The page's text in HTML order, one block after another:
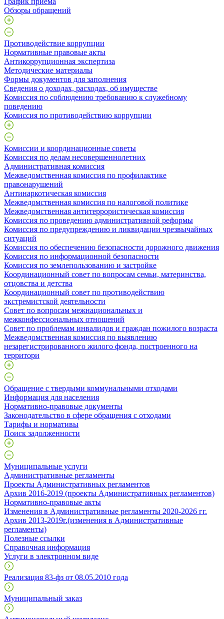
Обзоры обращений
Противодействие коррупции
Нормативные правовые акты
Антикоррупционная экспертиза
Методические материалы
Формы документов для заполнения
Сведения о доходах, расходах, об имуществе
Комиссия по соблюдению требованию к служебному
поведению
Комиссия по противодействию коррупции
Комиссии и координационные советы
Комиссия по делам несовершеннолетних
Административная комиссия
Межведомственная комиссия по профилактике
правонарушений
Антинаркотическая комиссия
Межведомственная комиссия по налоговой политике
Межведомственная антитеррористическая комиссия
Комиссия по проведению административной реформы
Комиссия по предупреждению и ликвидации чрезвычайных
ситуаций
Комиссия по обеспечению безопасности дорожного движения
Комиссия по информационной безопасности
Комиссия по землепользованию и застройке
Координационный совет по вопросам семьи, материнства,
отцовства и детства
Координационный совет по противодействию
экстремистской деятельности
Совет по вопросам межнациональных и
межконфессиональных отношений
Совет по проблемам инвалидов и граждан пожилого возраста
Межведомственная комиссия по выявлению
незарегистрированного жилого фонда, построенного на
территори
Обращение с твердыми коммунальными отходами
Информация для населения
Нормативно-правовые документы
Законодательство в сфере обращения с отходами
Тарифы и нормативы
Поиск задолженности
Муниципальные услуги
Административные регламенты
Проекты Административных регламентов
Архив 2016-2019 (проекты Административных регламентов)
Нормативно-правовые акты
Изменения в Административные регламенты 2020-2026 гг.
Архив 2013-2019г.(изменения в Административные
регламенты)
Полезные ссылки
Справочная информация
Услуги в электронном виде
Реализация 83-фз от 08.05.2010 года
Муниципальный заказ